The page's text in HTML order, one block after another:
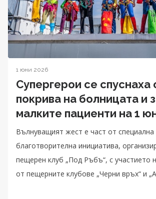
1 юни 2026
Супергерои се спуснаха
покрива на болницата и
малките пациенти на 1
Вълнуващият жест е част от специална
благотворителна инициатива,
пещерен клуб „Под Ръбъ“, с участието
от пещерните клубове „Черни връх“ и